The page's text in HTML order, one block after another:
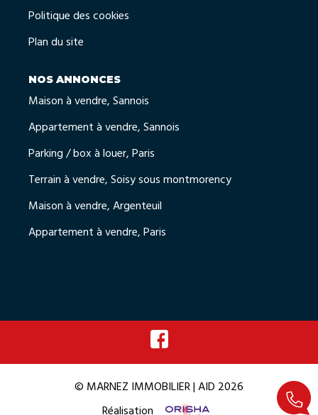
Politique des cookies
Plan du site
NOS ANNONCES
Maison à vendre, Sannois
Appartement à vendre, Sannois
Parking / box à louer, Paris
Terrain à vendre, Soisy sous montmorency
Maison à vendre, Argenteuil
Appartement à vendre, Paris
© MARNEZ IMMOBILIER | AID 2026